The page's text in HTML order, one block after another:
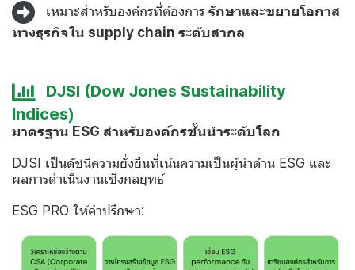
เหมาะสำหรับองค์กรที่ต้องการ รักษาและขยายโอกาส
ทางธุรกิจใน supply chain ระดับสากล
DJSI (Dow Jones Sustainability
Indices)
มาตรฐาน ESG สำหรับองค์กรชั้นนำระดับโลก
DJSI เป็นดัชนีความยั่งยืนที่เน้นความเป็นผู้นำด้าน ESG และ
ผลการดำเนินงานเชิงกลยุทธ์
ESG PRO ให้คำปรึกษา: